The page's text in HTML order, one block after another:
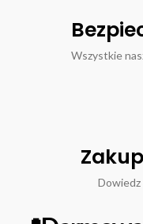
Wszystkie
Dowiedz